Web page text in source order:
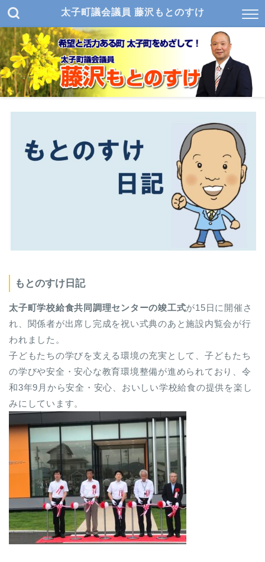
太子町議会議員 藤沢もとのすけ
もとのすけ日記
太子町学校給食共同調理センターの竣工式が15日に開催さ
れ、関係者が出席し完成を祝い式典のあと施設内覧会が行
われました。
子どもたちの学びを支える環境の充実として、子どもたち
の学びや安全・安心な教育環境整備が進められており、令
和3年9月から安全・安心、おいしい学校給食の提供を楽し
みにしています。